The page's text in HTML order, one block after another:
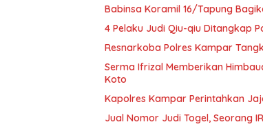
Babinsa Koramil 16/Tapung
4 Pelaku Judi Qiu-qiu Ditangkap
Resnarkoba Polres Kampar
Serma Ifrizal Memberikan
Koto
Kapolres Kampar Perintahkan
Jual Nomor Judi Togel, Seorang